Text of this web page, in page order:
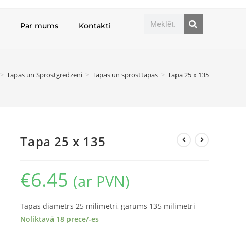
Par mums Kontakti
> Tapas un Sprostgredzeni > Tapas un sprosttapas > Tapa 25 x 135
Tapa 25 x 135
€6.45 (ar PVN)
Tapas diametrs 25 milimetri, garums 135 milimetri
Noliktavā 18 prece/-es